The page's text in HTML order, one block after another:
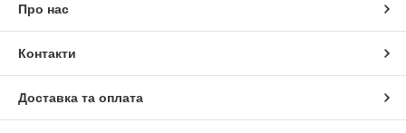
Про нас
Контакти
Доставка та оплата